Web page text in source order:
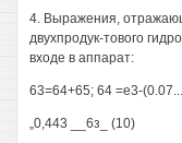
4. Выражения,
двухпродук-тового
входе в аппарат:
63=64+65; 64 =е3-
„0,443 __6з_ (10)